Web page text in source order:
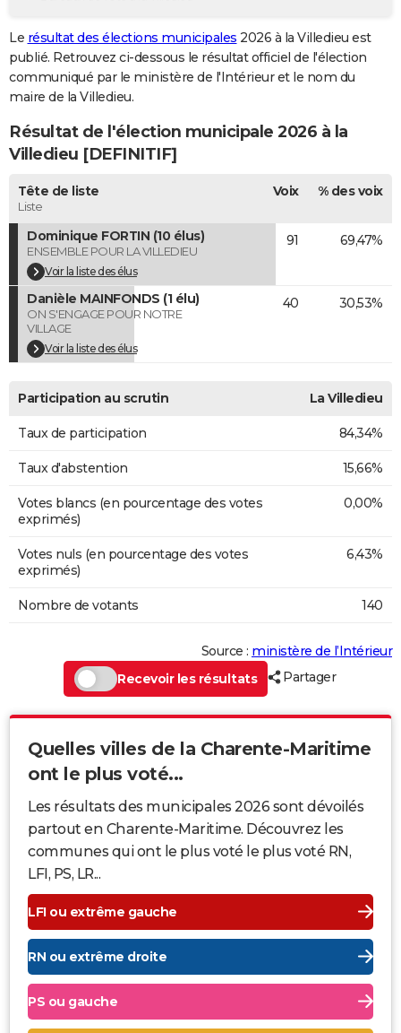
GUIDES D'ACHAT
BONS PLANS
CARTE DE VOEUX
Carte de Noël
Carte Bonne année
Carte Saint-Valentin
Carte Pâques
Carte d'anniversaire
DICTIONNAIRE
Dictionnaire
Biographies
Citations
Expressions
Proverbes
PROGRAMME TV
COPAINS D'AVANT
S'inscrire
Se connecter
Lycées
Collèges
Primaires
Universités
Entreprises
Service militaire
Avis de recherche
AVIS DE DÉCÈS
FORUM
Bricolage
Lifestyle
Culture
Sport
Auto
Television
Voyage
Cinema
Le résultat des élections municipales 2026 à la Villedieu est
publié. Retrouvez ci-dessous le résultat officiel de l'élection
communiqué par le ministère de l'Intérieur et le nom du
maire de la Villedieu.
Résultat de l'élection municipale 2026 à la
Villedieu [DEFINITIF]
Tête de liste
Liste
Voix % des voix
Dominique FORTIN (10 élus)
ENSEMBLE POUR LA VILLEDIEU
Voir la liste des élus
91 69,47%
Danièle MAINFONDS (1 élu)
ON S'ENGAGE POUR NOTRE
VILLAGE
Voir la liste des élus
40 30,53%
Participation au scrutin La Villedieu
Taux de participation 84,34%
Taux d'abstention 15,66%
Votes blancs (en pourcentage des votes
exprimés)
0,00%
Votes nuls (en pourcentage des votes
exprimés)
6,43%
Nombre de votants 140
Source : ministère de l’Intérieur
Recevoir les résultats
Partager
Quelles villes de la Charente-Maritime
ont le plus voté...
Les résultats des municipales 2026 sont dévoilés
partout en Charente-Maritime. Découvrez les
communes qui ont le plus voté le plus voté RN,
LFI, PS, LR...
LFI ou extrême gauche
RN ou extrême droite
PS ou gauche